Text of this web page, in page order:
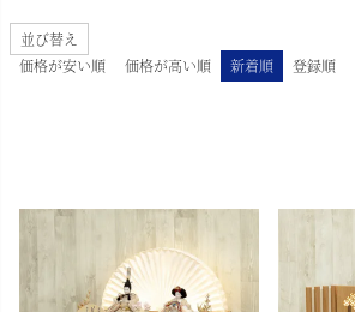
並び替え
価格が安い順
価格が高い順 新着順 登録順